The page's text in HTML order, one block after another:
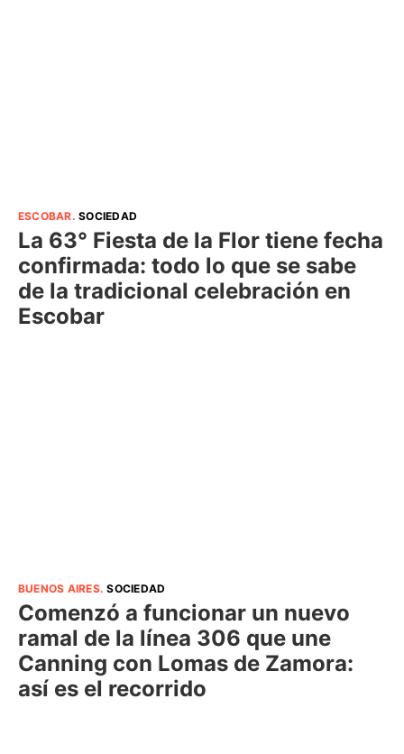
ESCOBAR.SOCIEDAD
La 63° Fiesta de la Flor tiene fecha
confirmada: todo lo que se sabe
de la tradicional celebración en
Escobar
BUENOS AIRES.SOCIEDAD
Comenzó a funcionar un nuevo
ramal de la línea 306 que une
Canning con Lomas de Zamora:
así es el recorrido